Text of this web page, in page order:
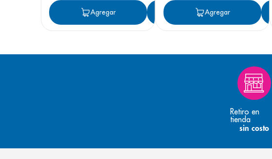
Agregar AgregarAgregar
Retiro en
tienda
sin costo